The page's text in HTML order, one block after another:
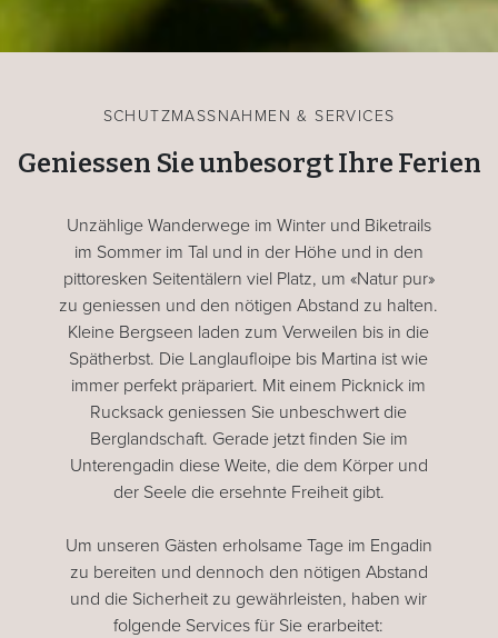
SCHUTZMASSNAHMEN & SERVICES
Geniessen Sie unbesorgt Ihre Ferien
Unzählige Wanderwege im Winter und Biketrails
im Sommer im Tal und in der Höhe und in den
pittoresken Seitentälern viel Platz, um «Natur pur»
zu geniessen und den nötigen Abstand zu halten.
Kleine Bergseen laden zum Verweilen bis in die
Spätherbst. Die Langlaufloipe bis Martina ist wie
immer perfekt präpariert. Mit einem Picknick im
Rucksack geniessen Sie unbeschwert die
Berglandschaft. Gerade jetzt finden Sie im
Unterengadin diese Weite, die dem Körper und
der Seele die ersehnte Freiheit gibt.
Um unseren Gästen erholsame Tage im Engadin
zu bereiten und dennoch den nötigen Abstand
und die Sicherheit zu gewährleisten, haben wir
folgende Services für Sie erarbeitet: